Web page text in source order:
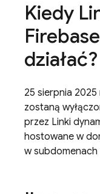
Kiedy
działać?
25 sierpnia
zostaną
przez Linki
hostowane w
w subdomenach